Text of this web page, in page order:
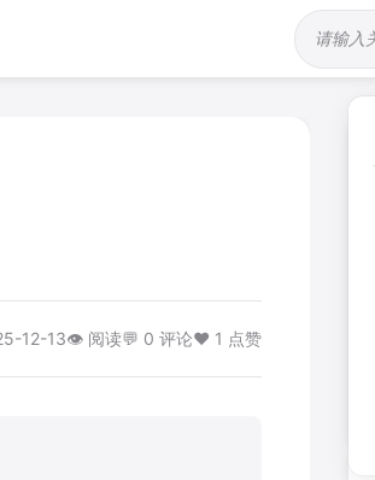
站内搜索
12-13👁️ 阅读💬 0 评论❤️ 1 点赞